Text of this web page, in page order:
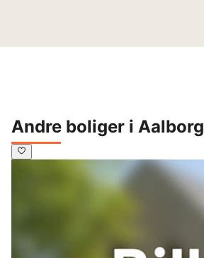
Andre boliger i Aalborg